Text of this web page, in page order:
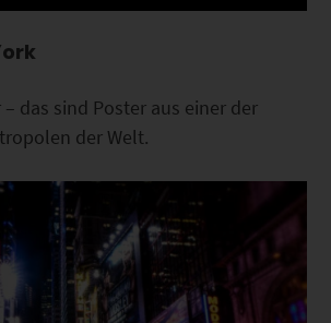
– das sind Poster aus einer der
der Welt.